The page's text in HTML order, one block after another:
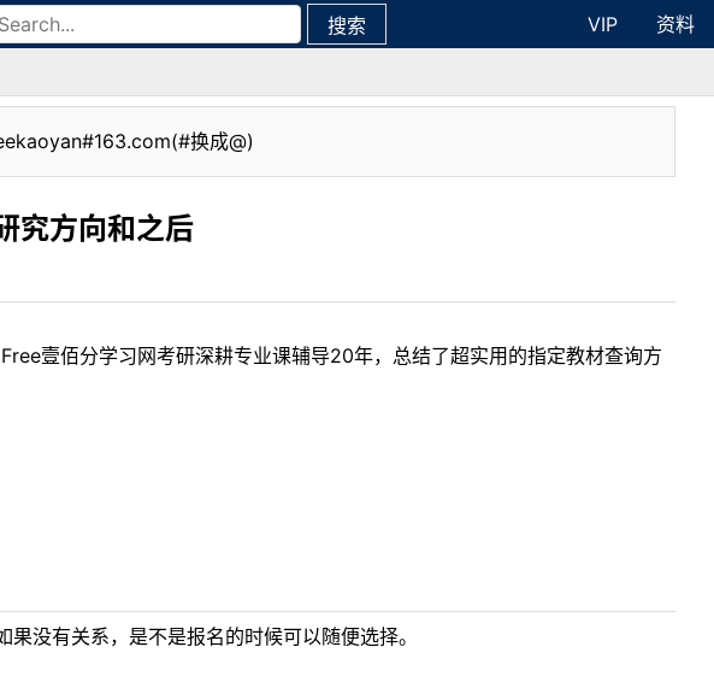
搜索 VIP
资料
换成@)
究方向和之后
壹佰分学习网考研深耕专业课辅导20年，总结了超实用的指定教材查询方
没有关系，是不是报名的时候可以随便选择。